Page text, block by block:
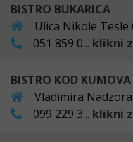
BISTRO BUKARICA
Ulica Nikole
051 859 0... klikni
BISTRO KOD KUMOVA
Vladimira
099 229 3... klikni